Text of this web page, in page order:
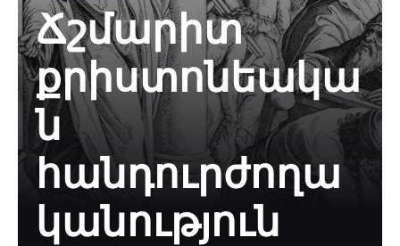
Ճշմարիտ
քրիստոնեակա
ն
հանդուրժողա
կանություն